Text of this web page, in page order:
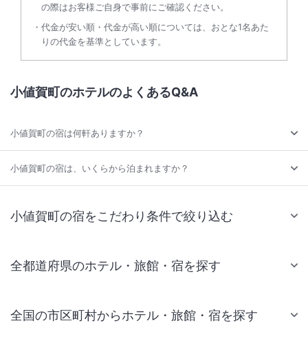
の際はお客様ご自身で事前にご確認ください。
代金が安い順・代金が高い順については、おとな1名あた
りの代金を基準としています。
小値賀町のホテルのよくあるQ&A
小値賀町の宿は何軒ありますか？
小値賀町の宿は、いくらから泊まれますか？
小値賀町の宿をこだわり条件で絞り込む
全都道府県のホテル・旅館・宿を探す
全国の市区町村からホテル・旅館・宿を探す